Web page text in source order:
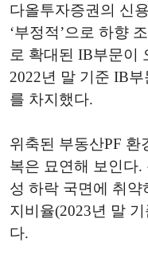
다올투자증권의 신
‘부정적’으로 하향
로 확대된 IB부문이
2022년 말 기준 IB
를 차지했다.
위축된 부동산PF 환
복은 묘연해 보인다.
성 하락 국면에 취약
지비율(2023년 말
다.